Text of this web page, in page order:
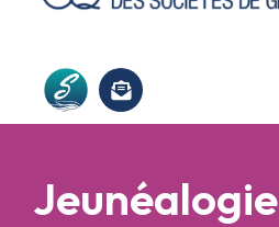
Jeunéalogie